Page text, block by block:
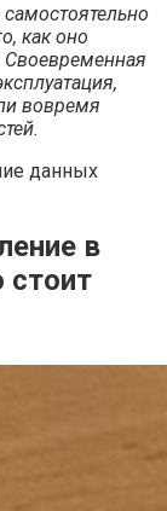
как оно
вовремя
данных
в
стоит